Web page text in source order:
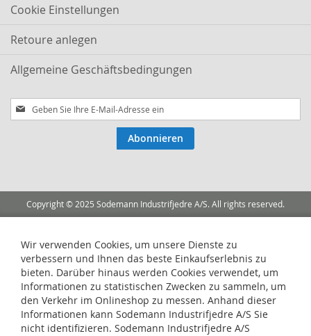
Cookie Einstellungen
Retoure anlegen
Allgemeine Geschäftsbedingungen
Melden
Sie
Abonnieren
Copyright © 2025 Sodemann Industrifjedre A/S. All rights reserved.
Wir verwenden Cookies, um unsere Dienste zu
verbessern und Ihnen das beste Einkaufserlebnis zu
bieten. Darüber hinaus werden Cookies verwendet, um
Informationen zu statistischen Zwecken zu sammeln, um
den Verkehr im Onlineshop zu messen. Anhand dieser
Informationen kann Sodemann Industrifjedre A/S Sie
nicht identifizieren. Sodemann Industrifjedre A/S